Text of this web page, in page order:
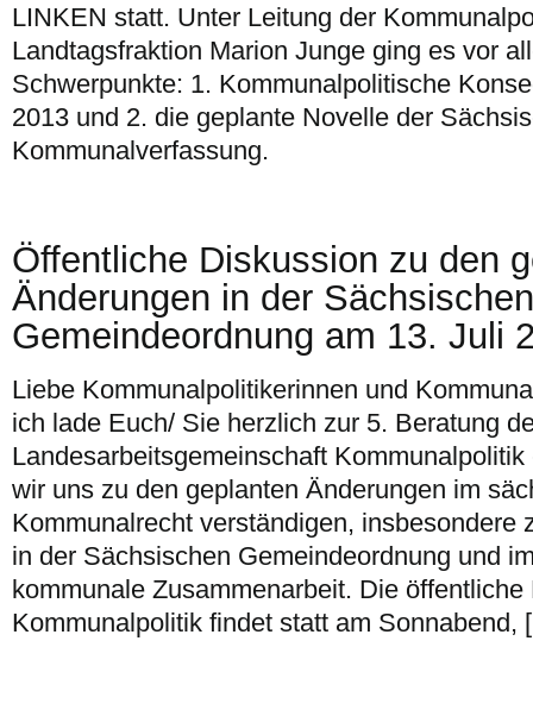
LINKEN statt. Unter Leitung der
Landtagsfraktion Marion Junge ging es vor
Schwerpunkte: 1. Kommunalpolitische
2013 und 2. die geplante Novelle der
Kommunalverfassung.
Öffentliche Diskussion zu den
Änderungen in der Sächsischen
Gemeindeordnung am 13. Juli
Liebe Kommunalpolitikerinnen und
ich lade Euch/ Sie herzlich zur 5. Beratung
Landesarbeitsgemeinschaft
wir uns zu den geplanten Änderungen im
Kommunalrecht verständigen, insbesondere
in der Sächsischen Gemeindeordnung und
kommunale Zusammenarbeit. Die
Kommunalpolitik findet statt am